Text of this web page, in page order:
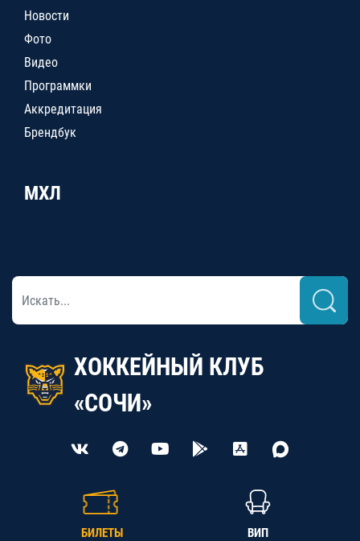
Новости
Фото
Видео
Программки
Аккредитация
Брендбук
МХЛ
ХОККЕЙНЫЙ КЛУБ
«СОЧИ»
БИЛЕТЫ ВИП